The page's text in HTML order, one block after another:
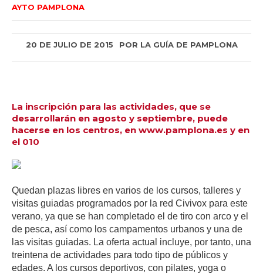
AYTO PAMPLONA
20 DE JULIO DE 2015 POR LA GUÍA DE PAMPLONA
La inscripción para las actividades, que se
desarrollarán en agosto y septiembre, puede
hacerse en los centros, en www.pamplona.es y en
el 010
Quedan plazas libres en varios de los cursos, talleres y
visitas guiadas programados por la red Civivox para este
verano, ya que se han completado el de tiro con arco y el
de pesca, así como los campamentos urbanos y una de
las visitas guiadas. La oferta actual incluye, por tanto, una
treintena de actividades para todo tipo de públicos y
edades. A los cursos deportivos, con pilates, yoga o